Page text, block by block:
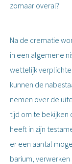
zomaar overal?
Na de crematie
in een algemene
wettelijk
kunnen de
nemen over de
tijd om te bekijken
heeft in zijn
er een aantal
barium, verwerken